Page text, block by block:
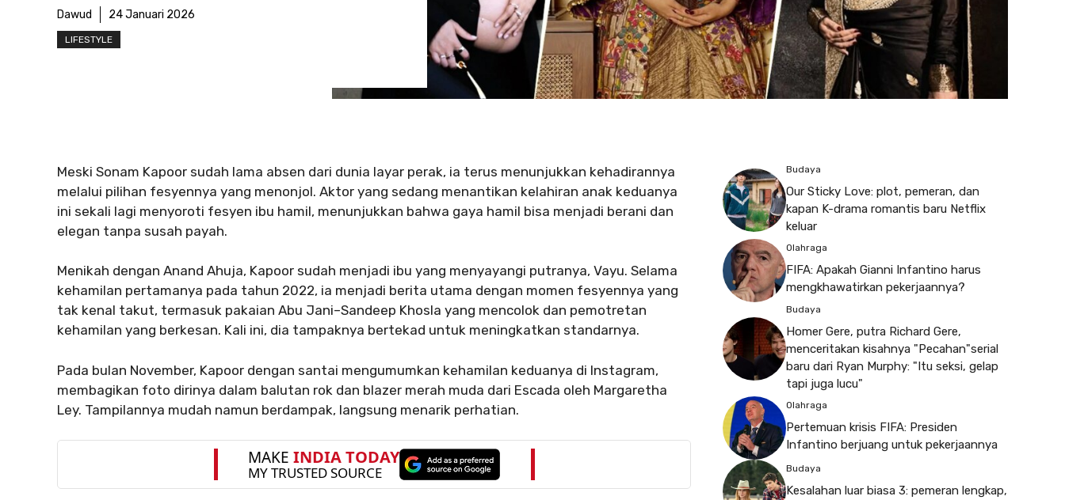
Dawud 24 Januari 2026
LIFESTYLE
Meski Sonam Kapoor sudah lama absen dari dunia layar perak, ia terus menunjukkan kehadirannya
melalui pilihan fesyennya yang menonjol. Aktor yang sedang menantikan kelahiran anak keduanya
ini sekali lagi menyoroti fesyen ibu hamil, menunjukkan bahwa gaya hamil bisa menjadi berani dan
elegan tanpa susah payah.
Menikah dengan Anand Ahuja, Kapoor sudah menjadi ibu yang menyayangi putranya, Vayu. Selama
kehamilan pertamanya pada tahun 2022, ia menjadi berita utama dengan momen fesyennya yang
tak kenal takut, termasuk pakaian Abu Jani–Sandeep Khosla yang mencolok dan pemotretan
kehamilan yang berkesan. Kali ini, dia tampaknya bertekad untuk meningkatkan standarnya.
Pada bulan November, Kapoor dengan santai mengumumkan kehamilan keduanya di Instagram,
membagikan foto dirinya dalam balutan rok dan blazer merah muda dari Escada oleh Margaretha
Ley. Tampilannya mudah namun berdampak, langsung menarik perhatian.
Budaya
Our Sticky Love: plot, pemeran, dan
kapan K-drama romantis baru Netflix
keluar
Olahraga
FIFA: Apakah Gianni Infantino harus
mengkhawatirkan pekerjaannya?
Budaya
Homer Gere, putra Richard Gere,
menceritakan kisahnya "Pecahan"serial
baru dari Ryan Murphy: "Itu seksi, gelap
tapi juga lucu"
Olahraga
Pertemuan krisis FIFA: Presiden
Infantino berjuang untuk pekerjaannya
Budaya
Kesalahan luar biasa 3: pemeran lengkap,